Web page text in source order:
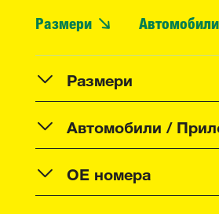
Размери
Размери
Автомобили /
OE номера